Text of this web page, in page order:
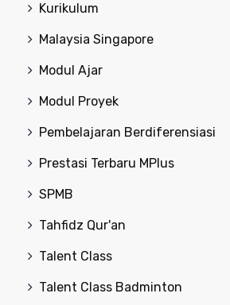
Kurikulum
Malaysia Singapore
Modul Ajar
Modul Proyek
Pembelajaran Berdiferensiasi
Prestasi Terbaru MPlus
SPMB
Tahfidz Qur'an
Talent Class
Talent Class Badminton